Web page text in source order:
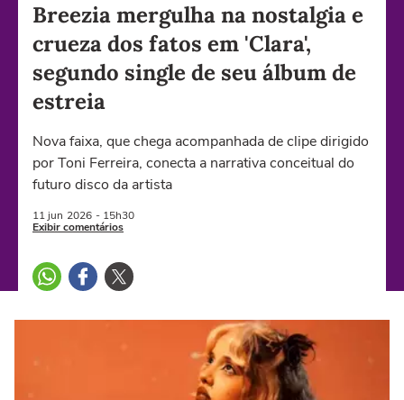
Breezia mergulha na nostalgia e
crueza dos fatos em 'Clara',
segundo single de seu álbum de
estreia
Nova faixa, que chega acompanhada de clipe dirigido
por Toni Ferreira, conecta a narrativa conceitual do
futuro disco da artista
11 jun 2026 - 15h30
Exibir comentários